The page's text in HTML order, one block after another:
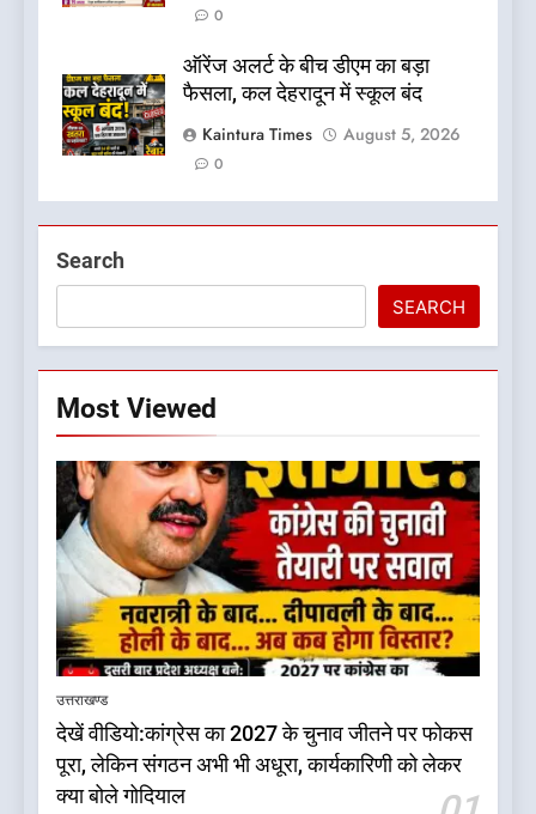
0
ऑरेंज अलर्ट के बीच डीएम का बड़ा
फैसला, कल देहरादून में स्कूल बंद
Kaintura Times
August 5, 2026
0
Search
SEARCH
Most Viewed
उत्तराखण्ड
देखें वीडियो:कांग्रेस का 2027 के चुनाव जीतने पर फोकस
पूरा, लेकिन संगठन अभी भी अधूरा, कार्यकारिणी को लेकर
क्या बोले गोदियाल
5
जखोली:त्यूँखर गांव के खेतों में दिखे दो
भालू, ग्रामीणों में दहशत
6
नशा उन्मूलन और मिशन एजुकेशन के